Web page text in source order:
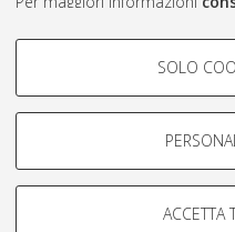
COOKIE DI
Si tratta di cookie utilizzati
navigazione degli utenti,
Mostra cookie di
SOLO
ACCETTA
Impostazioni Cookie
Informativa sulla privacy
Condizioni d’uso del sito